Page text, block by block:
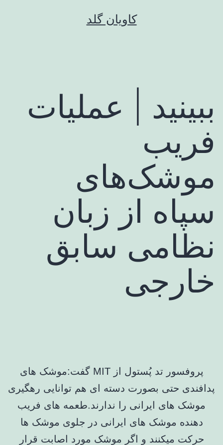
کاویان گلد
ببینید | عملیات
فریب
موشک‌های
سپاه از زبان
نظامی سابق
خارجی
پروفسور تد پُستول از MIT گفت:‌موشک های
پدافندی حتی بصورت دسته ای هم توانایی رهگیری
موشک های ایرانی را ندارند.‌طعمه های فریب
دهنده موشک های ایرانی در جلوی موشک ها
حرکت میکنند و اگر موشک مورد اصابت قرار